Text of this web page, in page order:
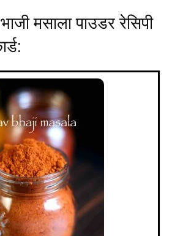
मसाला पाउडर रेसिपी